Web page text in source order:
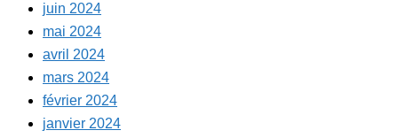
juin 2024
mai 2024
avril 2024
mars 2024
février 2024
janvier 2024